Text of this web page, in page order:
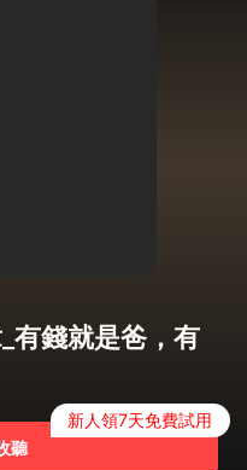
有錢就是爸，有
聽
新人領7天免費試用